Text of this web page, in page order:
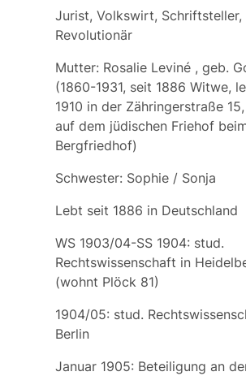
Jurist, Volkswirt, Schriftsteller,
Revolutionär
Mutter: Rosalie Leviné, geb.
(1860-1931, seit 1886 Witwe,
1910 in der Zähringerstraße
auf dem jüdischen Friehof
Bergfriedhof)
Schwester: Sophie/ Sonja
Lebt seit 1886 in Deutschland
WS 1903/04-SS 1904: stud.
Rechtswissenschaft in
(wohnt Plöck 81)
1904/05: stud.
Berlin
Januar 1905: Beteiligung an